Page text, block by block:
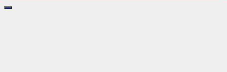
Schließen